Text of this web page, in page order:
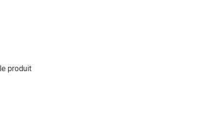
produit